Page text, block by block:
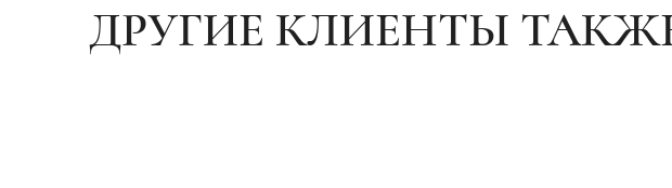
ДРУГИЕ КЛИЕНТЫ